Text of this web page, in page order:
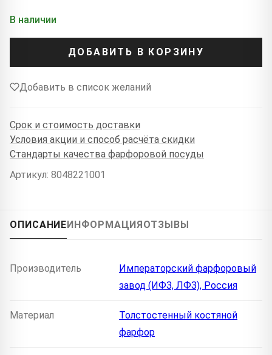
В наличии
ДОБАВИТЬ В КОРЗИНУ
Добавить в список желаний
Срок и стоимость доставки
Условия акции и способ расчёта скидки
Стандарты качества фарфоровой посуды
Артикул: 8048221001
ОПИСАНИЕИНФОРМАЦИЯОТЗЫВЫ
Производитель
Императорский фарфоровый
завод (ИФЗ, ЛФЗ), Россия
Материал
Толстостенный костяной
фарфор